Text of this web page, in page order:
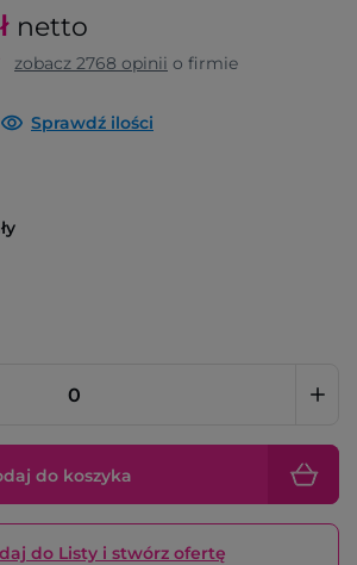
netto
zobacz 2768 opinii o firmie
Sprawdź ilości
do koszyka
do Listy i stwórz ofertę